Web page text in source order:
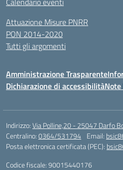
Attuazione Misure PNRR
PON 2014-2020
Tutti gli argomenti
Amministrazione Trasparente
Dichiarazione di accessibilità
Indirizzo:Via Polline,20 - 25047 Darfo
Centralino:0364/531794 Email:
Posta elettronica certificata (PEC):
Codice fiscale: 90015440176